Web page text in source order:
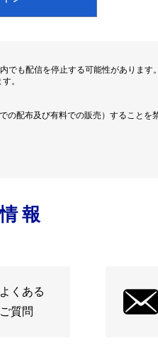
でも配信を停止する可能性があります。
。
配布及び有料での販売）することを
報
よくある
ご質問